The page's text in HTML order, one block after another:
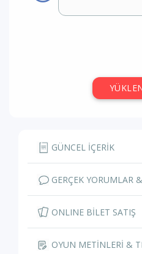
GÜNCEL İÇERİK
GERÇEK YORUMLAR
ONLINE BİLET SATIŞ
OYUN METİNLERİ &